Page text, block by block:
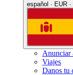
español · EUR ·
Anunciar
Viajes
Danos tu